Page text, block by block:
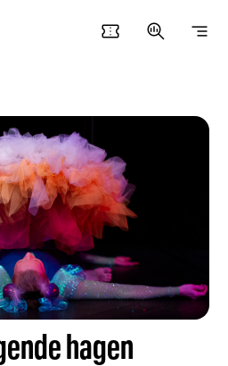
confirmation_number search_insights segment
hagen